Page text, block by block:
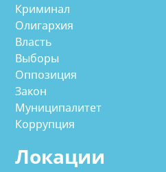
Криминал
Олигархия
Власть
Выборы
Оппозиция
Закон
Муниципалитет
Коррупция
Локации